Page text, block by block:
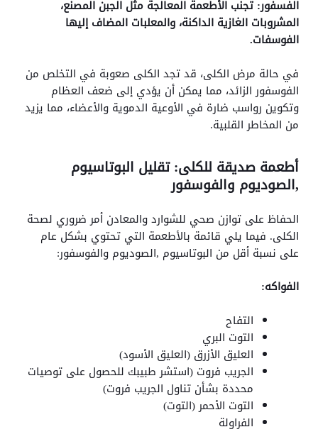
الفسفور: تجنب الأطعمة المعالجة مثل الجبن المصنع،
المشروبات الغازية الداكنة، والمعلبات المضاف إليها
الفوسفات.
في حالة مرض الكلى، قد تجد الكلى صعوبة في التخلص من
الفوسفور الزائد، مما يمكن أن يؤدي إلى ضعف العظام
وتكوين رواسب ضارة في الأوعية الدموية والأعضاء، مما يزيد
من المخاطر القلبية.
أطعمة صديقة للكلى: تقليل البوتاسيوم
,الصوديوم والفوسفور
الحفاظ على توازن صحي للشوارد والمعادن أمر ضروري لصحة
الكلى. فيما يلي قائمة بالأطعمة التي تحتوي بشكل عام
على نسبة أقل من البوتاسيوم ,الصوديوم والفوسفور:
الفواكه:
التفاح
التوت البري
العليق الأزرق (العليق الأسود)
الجريب فروت (استشر طبيبك للحصول على توصيات
محددة بشأن تناول الجريب فروت)
التوت الأحمر (التوت)
الفراولة